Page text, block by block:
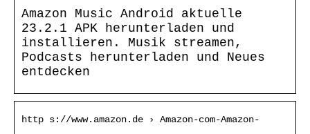
Amazon Music Android aktuelle
23.2.1 APK herunterladen und
installieren. Musik streamen,
Podcasts herunterladen und Neues
entdecken
http s://www.amazon.de › Amazon-com-Amazon-